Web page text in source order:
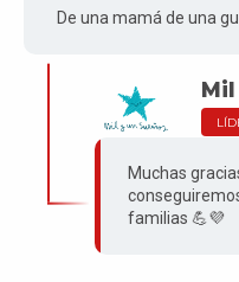
De una mamá de una
Muchas
familias 💪💜